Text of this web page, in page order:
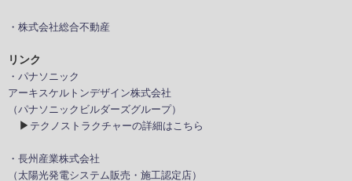
・株式会社総合不動産
リンク
・パナソニック
アーキスケルトンデザイン株式会社
（パナソニックビルダーズグループ）
▶ テクノストラクチャーの詳細はこちら
・長州産業株式会社
（太陽光発電システム販売・施工認定店）